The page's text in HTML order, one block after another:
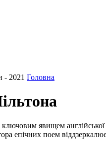
- 2021 Головна
явищем
епічних поем